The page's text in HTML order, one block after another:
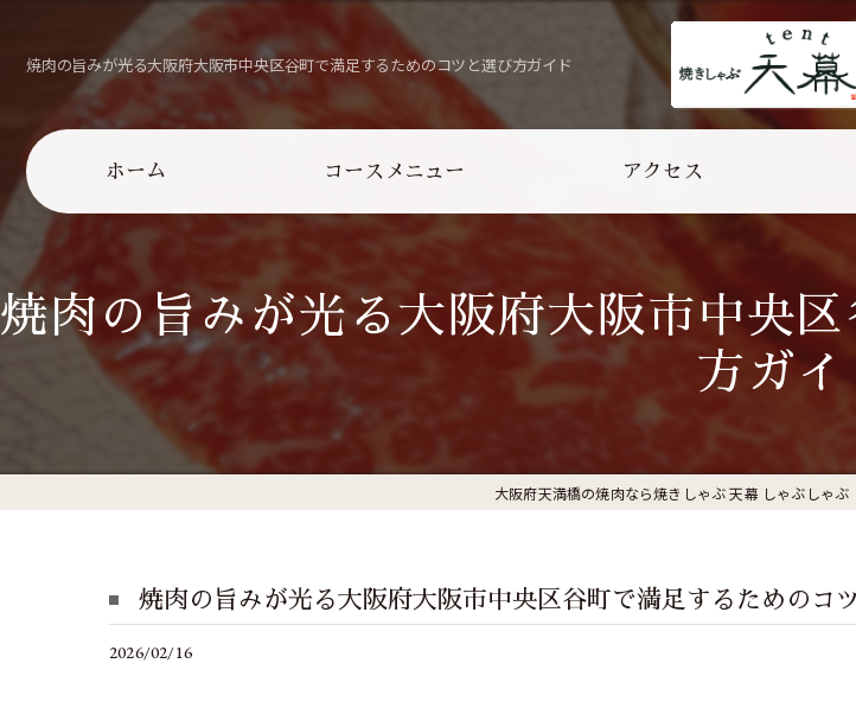
焼肉の旨みが光る大阪府大阪市中央区谷町で満足するためのコツと選び方ガイド
ホーム コースメニュー
ランチメニュー
アクセス
焼肉の旨みが光る大阪府大阪市中央
方ガイ
大阪府天満橋の焼肉なら焼きしゃぶ 天幕 しゃぶしゃぶ
焼肉の旨みが光る大阪府大阪市中央区谷町で満足するためのコ
2026/02/16